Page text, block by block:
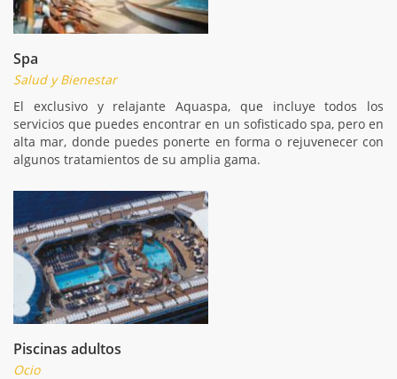
Spa
Salud y Bienestar
El exclusivo y relajante Aquaspa, que incluye todos los
servicios que puedes encontrar en un sofisticado spa, pero en
alta mar, donde puedes ponerte en forma o rejuvenecer con
algunos tratamientos de su amplia gama.
Piscinas adultos
Ocio